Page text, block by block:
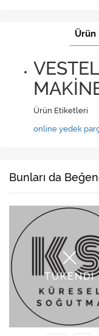
Ürün
Ürün Etiketleri
online yedek
Bunları da
TÜKENDİ